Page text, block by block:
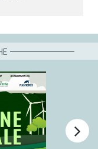
